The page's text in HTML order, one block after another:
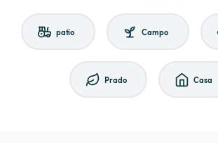
patio Campo
Prado Casa